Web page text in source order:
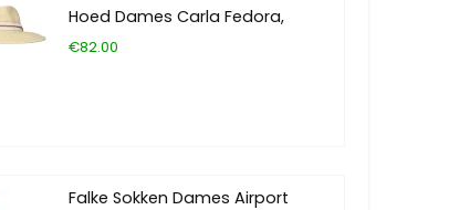
Hoed Dames Carla Fedora,
€82.00
Falke Sokken Dames Airport